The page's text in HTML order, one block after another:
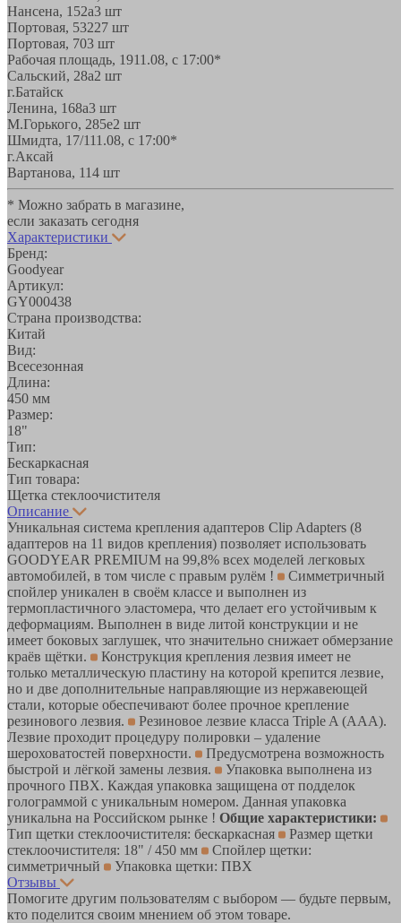
Нансена, 152а3 шт
Портовая, 53227 шт
Портовая, 703 шт
Рабочая площадь, 1911.08, с 17:00*
Сальский, 28a2 шт
г.Батайск
Ленина, 168а3 шт
М.Горького, 285е2 шт
Шмидта, 17/111.08, с 17:00*
г.Аксай
Вартанова, 114 шт
* Можно забрать в магазине,
если заказать сегодня
Характеристики
Бренд:
Goodyear
Артикул:
GY000438
Страна производства:
Китай
Вид:
Всесезонная
Длина:
450 мм
Размер:
18"
Тип:
Бескаркасная
Тип товара:
Щетка стеклоочистителя
Описание
Уникальная система крепления адаптеров Clip Adapters (8
адаптеров на 11 видов крепления) позволяет использовать
GOODYEAR PREMIUM на 99,8% всех моделей легковых
автомобилей, в том числе с правым рулём !
Симметричный
спойлер уникален в своём классе и выполнен из
термопластичного эластомера, что делает его устойчивым к
деформациям. Выполнен в виде литой конструкции и не
имеет боковых заглушек, что значительно снижает обмерзание
краёв щётки.
Конструкция крепления лезвия имеет не
только металлическую пластину на которой крепится лезвие,
но и две дополнительные направляющие из нержавеющей
стали, которые обеспечивают более прочное крепление
резинового лезвия.
Резиновое лезвие класса Triple A (ААА).
Лезвие проходит процедуру полировки – удаление
шероховатостей поверхности.
Предусмотрена возможность
быстрой и лёгкой замены лезвия.
Упаковка выполнена из
прочного ПВХ. Каждая упаковка защищена от подделок
голограммой с уникальным номером. Данная упаковка
уникальна на Российском рынке ! Общие характеристики:
Тип щетки стеклоочистителя: бескаркасная
Размер щетки
стеклоочистителя: 18" / 450 мм
Спойлер щетки:
симметричный
Упаковка щетки: ПВХ
Отзывы
Помогите другим пользователям с выбором — будьте первым,
кто поделится своим мнением об этом товаре.